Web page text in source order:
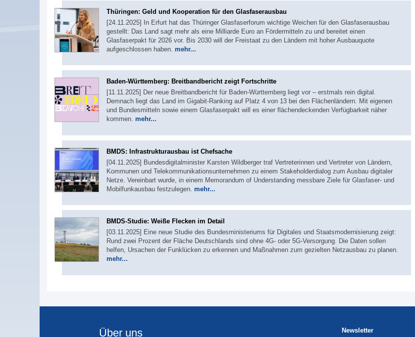
Thüringen: Geld und Kooperation für den Glasfaserausbau
[24.11.2025] In Erfurt hat das Thüringer Glasfaserforum wichtige Weichen für den Glasfaserausbau
gestellt: Das Land sagt mehr als eine Milliarde Euro an Fördermitteln zu und bereitet einen
Glasfaserpakt für 2026 vor. Bis 2030 will der Freistaat zu den Ländern mit hoher Ausbauquote
aufgeschlossen haben. mehr...
Baden-Württemberg: Breitbandbericht zeigt Fortschritte
[11.11.2025] Der neue Breitbandbericht für Baden-Württemberg liegt vor – erstmals rein digital.
Demnach liegt das Land im Gigabit-Ranking auf Platz 4 von 13 bei den Flächenländern. Mit eigenen
und Bundesmitteln sowie einem Glasfaserpakt will es einer flächendeckenden Verfügbarkeit näher
kommen. mehr...
BMDS: Infrastrukturausbau ist Chefsache
[04.11.2025] Bundesdigitalminister Karsten Wildberger traf Vertreterinnen und Vertreter von Ländern,
Kommunen und Telekommunikationsunternehmen zu einem Stakeholderdialog zum Ausbau digitaler
Netze. Vereinbart wurde, in einem Memorandum of Understanding messbare Ziele für Glasfaser- und
Mobilfunkausbau festzulegen. mehr...
BMDS-Studie: Weiße Flecken im Detail
[03.11.2025] Eine neue Studie des Bundesministeriums für Digitales und Staatsmodernisierung zeigt:
Rund zwei Prozent der Fläche Deutschlands sind ohne 4G- oder 5G-Versorgung. Die Daten sollen
helfen, Ursachen der Funklücken zu erkennen und Maßnahmen zum gezielten Netzausbau zu planen.
mehr...
Über uns Newsletter